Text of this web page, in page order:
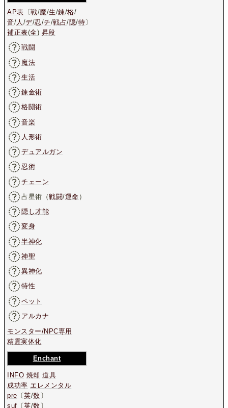
AP表 〔戦/魔/生/錬/格/
音/人 /デ/忍/チ/戦占/隠/特〕
補正表(全) 昇段
戦闘
魔法
生活
錬金術
格闘術
音楽
人形術
デュアルガン
忍術
チェーン
占星術（戦闘/運命 ）
隠し才能
変身
半神化
神聖
異神化
特性
ペット
アルカナ
モンスター/NPC専用
精霊実体化
Enchant
INFO 焼却 道具
成功率 エレメンタル
pre 〔英/数 〕
suf 〔英/数 〕